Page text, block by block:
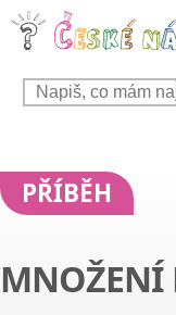
PŘÍBĚH
MNOŽENÍ